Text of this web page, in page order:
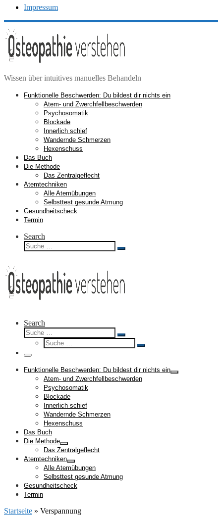
Impressum
Zum
Inhalt
springen
Wissen über intuitives manuelles Behandeln
Funktionelle Beschwerden: Du bildest dir nichts ein
Atem- und Zwerchfellbeschwerden
Psychosomatik
Blockade
Innerlich schief
Wandernde Schmerzen
Hexenschuss
Das Buch
Die Methode
Das Zentralgeflecht
Atemtechniken
Alle Atemübungen
Selbsttest gesunde Atmung
Gesundheitscheck
Termin
Search
Suche
Suche
Search
Suche
Suche
…
Suche
Suche
Menü
Funktionelle Beschwerden: Du bildest dir nichts ein
Atem- und Zwerchfellbeschwerden
Psychosomatik
Blockade
Innerlich schief
Wandernde Schmerzen
Hexenschuss
Das Buch
Die Methode
Das Zentralgeflecht
Atemtechniken
Alle Atemübungen
Selbsttest gesunde Atmung
Gesundheitscheck
Termin
Startseite » Verspannung